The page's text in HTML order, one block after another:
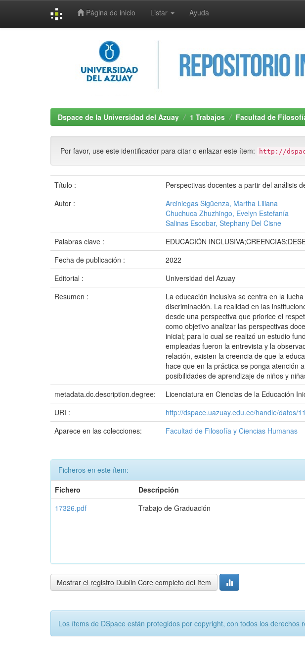
Página de inicio Listar Ayuda
Dspace de la Universidad del Azuay 1 Trabajos Facultad de
Por favor, use este identificador para citar o enlazar este ítem: http://
Título :
Perspectivas docentes a partir del análisis
Autor :
Arciniegas Sigüenza, Martha Liliana
Chuchuca Zhuzhingo, Evelyn Estefanía
Salinas Escobar, Stephany Del Cisne
Palabras clave :
EDUCACIÓN
Fecha de publicación :
2022
Editorial :
Universidad del Azuay
Resumen :
La educación inclusiva se centra en la
discriminación. La realidad en las
desde una perspectiva que priorice el
como objetivo analizar las perspectivas
inicial; para lo cual se realizó un estudio
empleadas fueron la entrevista y la
relación, existen la creencia de que la
hace que en la práctica se ponga atención
posibilidades de aprendizaje de niños y
metadata.dc.description.degree:
Licenciatura en Ciencias de la Educación
URI :
http://dspace.uazuay.edu.ec/handle/datos/
Aparece en las colecciones:
Facultad de Filosofía y Ciencias Humanas
Ficheros en este ítem:
Fichero
Descripción
17326.pdf
Trabajo de Graduación
Mostrar el registro Dublin Core completo del ítem
Los ítems de DSpace están protegidos por copyright, con todos los derechos